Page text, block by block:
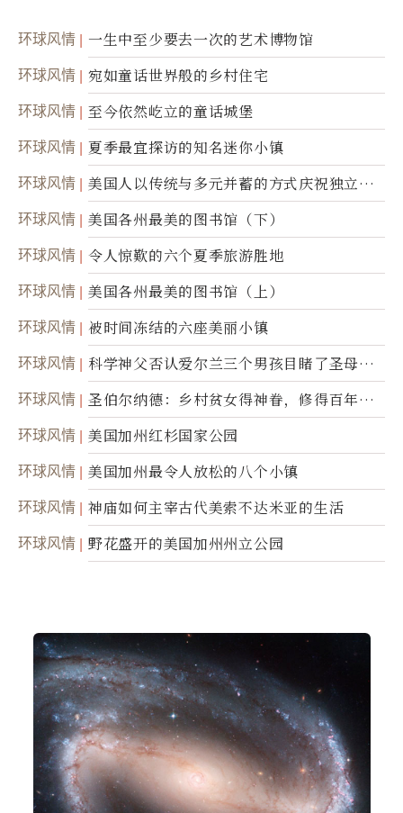
环球风情 一生中至少要去一次的艺术博物馆
环球风情 宛如童话世界般的乡村住宅
环球风情 至今依然屹立的童话城堡
环球风情 夏季最宜探访的知名迷你小镇
环球风情
美国人以传统与多元并蓄的方式庆祝独立日2
50周年
环球风情 美国各州最美的图书馆（下）
环球风情 令人惊歎的六个夏季旅游胜地
环球风情 美国各州最美的图书馆（上）
环球风情 被时间冻结的六座美丽小镇
环球风情
科学神父否认爱尔兰三个男孩目睹了圣母显
灵
环球风情
圣伯尔纳德：乡村贫女得神眷，修得百年不
腐身
环球风情 美国加州红杉国家公园
环球风情 美国加州最令人放松的八个小镇
环球风情 神庙如何主宰古代美索不达米亚的生活
环球风情 野花盛开的美国加州州立公园